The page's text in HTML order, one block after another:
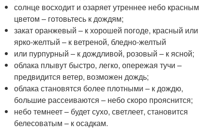
солнце восходит и озаряет утреннее небо красным
цветом – готовьтесь к дождям;
закат оранжевый – к хорошей погоде, красный или
ярко-желтый – к ветреной, бледно-желтый
или пурпурный – к дождливой, розовый – к ясной;
облака плывут быстро, легко, опережая тучи –
предвидится ветер, возможен дождь;
облака становятся более плотными – к дождю,
большие рассеиваются – небо скоро прояснится;
небо темнеет – будет сухо, светлеет, становится
белесоватым – к осадкам.